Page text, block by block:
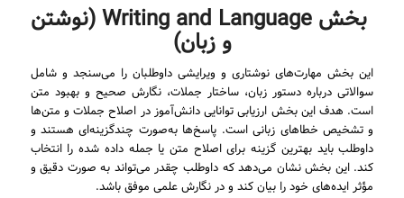
بخش Writing and Language (نوشتن
و زبان)
این بخش مهارت‌های نوشتاری و ویرایشی داوطلبان را می‌سنجد و شامل
سوالاتی درباره دستور زبان، ساختار جملات، نگارش صحیح و بهبود متن
است. هدف این بخش ارزیابی توانایی دانش‌آموز در اصلاح جملات و متن‌ها
و تشخیص خطاهای زبانی است. پاسخ‌ها به‌صورت چندگزینه‌ای هستند و
داوطلب باید بهترین گزینه برای اصلاح متن یا جمله داده شده را انتخاب
کند. این بخش نشان می‌دهد که داوطلب چقدر می‌تواند به صورت دقیق و
مؤثر ایده‌های خود را بیان کند و در نگارش علمی موفق باشد.